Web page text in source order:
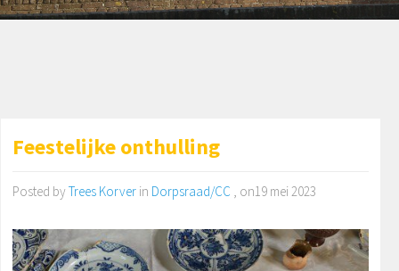
Feestelijke onthulling
Posted by Trees Korverin Dorpsraad/CC , on19 mei 2023